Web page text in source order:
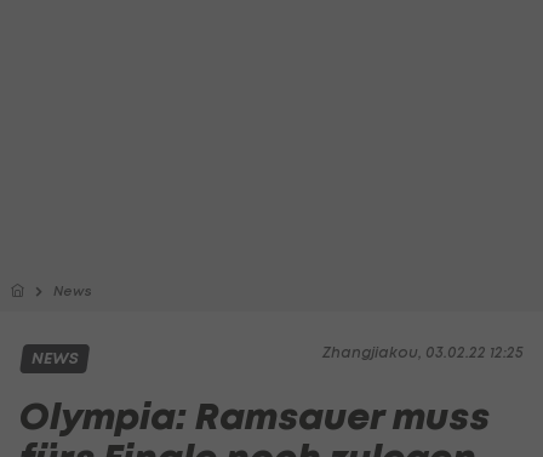
News
Zhangjiakou, 03.02.22 12:25
NEWS
Olympia: Ramsauer muss